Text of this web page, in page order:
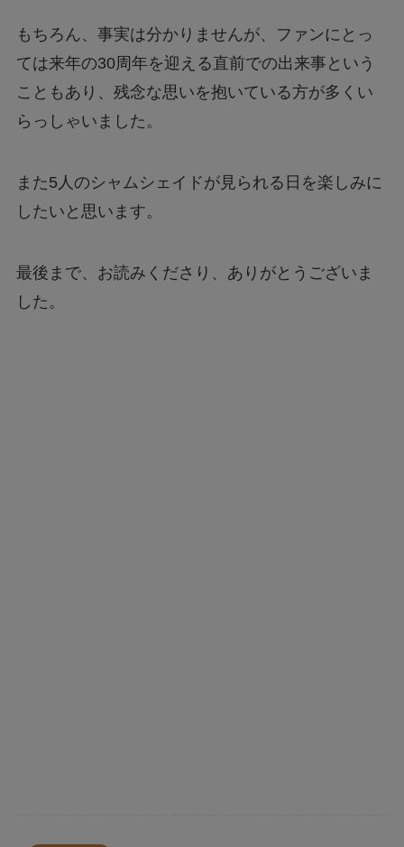
もちろん、事実は分かりませんが、ファンにとっ
ては来年の30周年を迎える直前での出来事という
こともあり、残念な思いを抱いている方が多くい
らっしゃいました。
また5人のシャムシェイドが見られる日を楽しみに
したいと思います。
最後まで、お読みくださり、ありがとうございま
した。